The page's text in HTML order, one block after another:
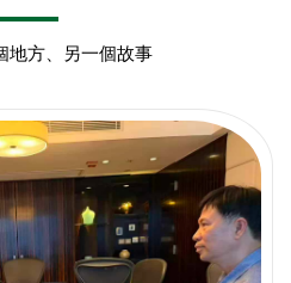
地方、另一個故事